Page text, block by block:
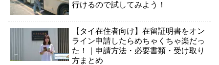
行けるので試してみよう！
【タイ在住者向け】在留証明書をオン
ライン申請したらめちゃくちゃ楽だっ
た！｜申請方法・必要書類・受け取り
方まとめ